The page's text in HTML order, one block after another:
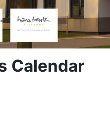
Calendar